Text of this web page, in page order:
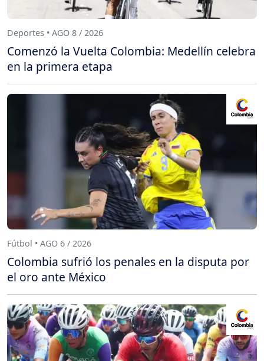
Deportes • AGO 8 / 2026
Comenzó la Vuelta Colombia: Medellín celebra
en la primera etapa
Fútbol • AGO 6 / 2026
Colombia sufrió los penales en la disputa por
el oro ante México